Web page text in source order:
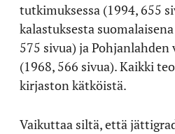
tutkimuksessa (1994, 655
kalastuksesta
575 sivua) ja
(1968, 566 sivua). Kaikki
kirjaston kätköistä.
Vaikuttaa siltä, että